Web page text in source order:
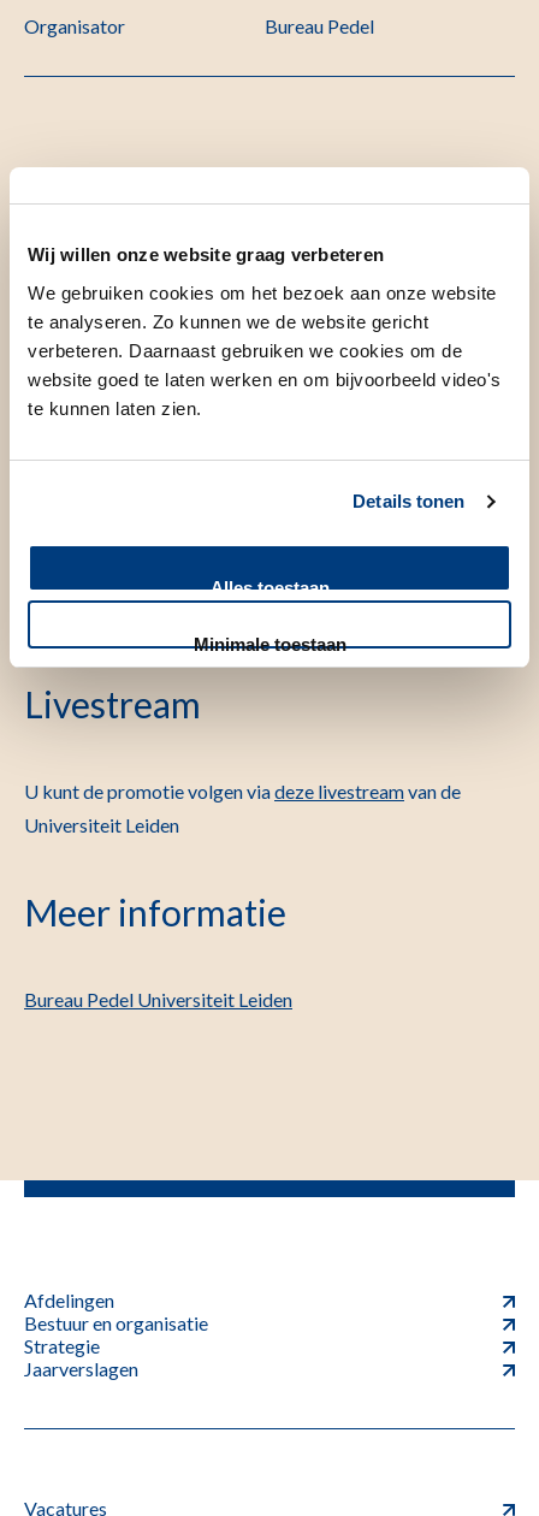
Wij willen onze website graag verbeteren
We gebruiken cookies om het bezoek aan onze website
te analyseren. Zo kunnen we de website gericht
verbeteren. Daarnaast gebruiken we cookies om de
website goed te laten werken en om bijvoorbeeld video's
te kunnen laten zien.
Details tonen
Alles toestaan
Minimale toestaan
Organisator Bureau Pedel
Omschrijving
Titel
Predicting time-to-event outcomes under different
intervention strategies: methods and applications
Prof.dr. H. Putter
Livestream
U kunt de promotie volgen viadeze livestreamvan de
Universiteit Leiden
Meer informatie
Bureau Pedel Universiteit Leiden
Afdelingen
Bestuur en organisatie
Strategie
Jaarverslagen
Vacatures